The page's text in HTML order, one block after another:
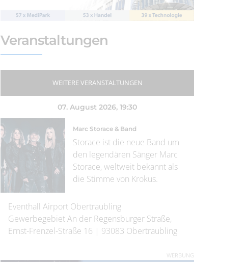
Veranstaltungen
WEITERE VERANSTALTUNGEN
07. August 2026, 19:30
Marc Storace & Band
Storace ist die neue Band um
den legendären Sänger Marc
Storace, weltweit bekannt als
die Stimme von Krokus.
Eventhall Airport Obertraubling
Gewerbegebiet An der Regensburger Straße,
Ernst-Frenzel-Straße 16 | 93083 Obertraubling
WERBUNG